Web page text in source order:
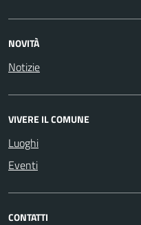
NOVITÀ
Notizie
VIVERE IL COMUNE
Luoghi
Eventi
CONTATTI